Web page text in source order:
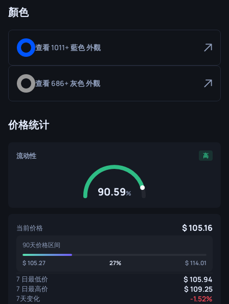
顏色
查看 1011+ 藍色 外觀
查看 686+ 灰色 外觀
价格统计
流动性 高
90.59%
当前价格 105.16
90天价格区间
105.27 27% 114.01
7 日最低价 105.94
7 日最高价 109.25
7天变化 -1.52%